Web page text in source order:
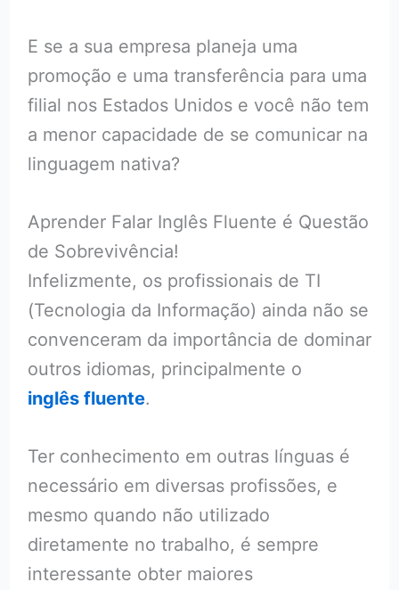
E se a sua empresa planeja uma
promoção e uma transferência para uma
filial nos Estados Unidos e você não tem
a menor capacidade de se comunicar na
linguagem nativa?
Aprender Falar Inglês Fluente é Questão
de Sobrevivência!
Infelizmente, os profissionais de TI
(Tecnologia da Informação) ainda não se
convenceram da importância de dominar
outros idiomas, principalmente o
inglês fluente.
Ter conhecimento em outras línguas é
necessário em diversas profissões, e
mesmo quando não utilizado
diretamente no trabalho, é sempre
interessante obter maiores